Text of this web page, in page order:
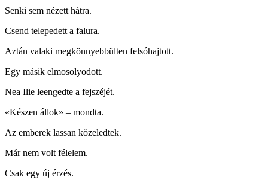
Senki sem nézett hátra.
Csend telepedett a falura.
Aztán valaki megkönnyebbülten felsóhajtott.
Egy másik elmosolyodott.
Nea Ilie leengedte a fejszéjét.
«Készen állok» – mondta.
Az emberek lassan közeledtek.
Már nem volt félelem.
Csak egy új érzés.